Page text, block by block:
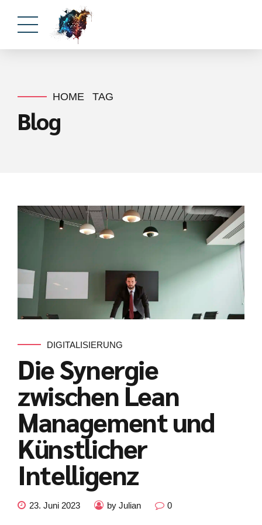
HOME TAG
Blog
DIGITALISIERUNG
Die Synergie
zwischen Lean
Management und
Künstlicher
Intelligenz
23. Juni 2023 by Julian 0
julian-funke.de